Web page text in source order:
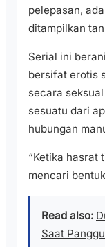
pelepasan,
ditampilkan
Serial ini
bersifat erotis
secara
sesuatu dari
hubungan
“Ketika hasrat
mencari
Read also:
Saat